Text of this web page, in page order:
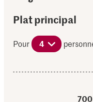
Plat principal
Pour 4